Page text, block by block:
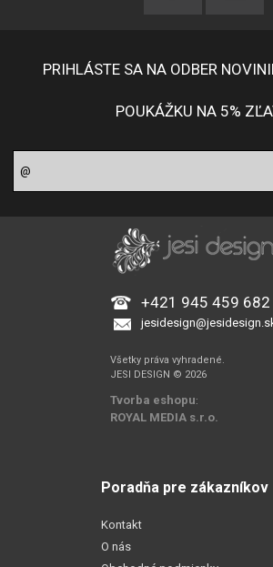
PRIHLÁSTE SA NA ODBER
POUKÁŽKU NA 5%
+421 945 459 682
Všetky práva vyhradené.
JESI DESIGN © 2026
Tvorba eshopu:
ROYAL MEDIA s.r.o.
Poradňa pre zákazníkov
Kontakt
O nás